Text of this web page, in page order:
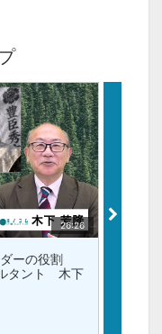
26:26
ダーの役割
タント 木下